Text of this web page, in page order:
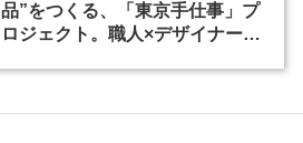
品”をつくる、「東京手仕事」プ
ロジェクト。職人×デザイナーを